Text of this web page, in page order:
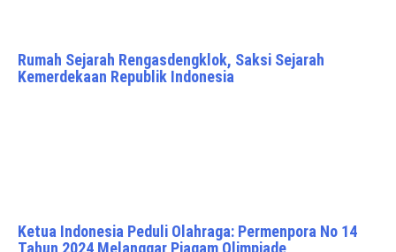
Rumah Sejarah Rengasdengklok, Saksi Sejarah
Kemerdekaan Republik Indonesia
Ketua Indonesia Peduli Olahraga: Permenpora No 14